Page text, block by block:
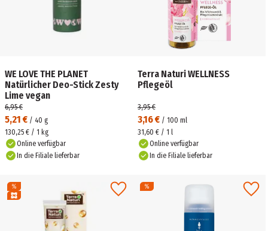
WE LOVE THE PLANET
Natürlicher Deo-Stick Zesty
Lime vegan
5,21 € / 40 g
6,95 €
130,25 € / 1 kg
Online verfügbar
In die Filiale lieferbar
Terra Naturi WELLNESS
Pflegeöl
3,16 € / 100 ml
3,95 €
31,60 € / 1 l
Online verfügbar
In die Filiale lieferbar